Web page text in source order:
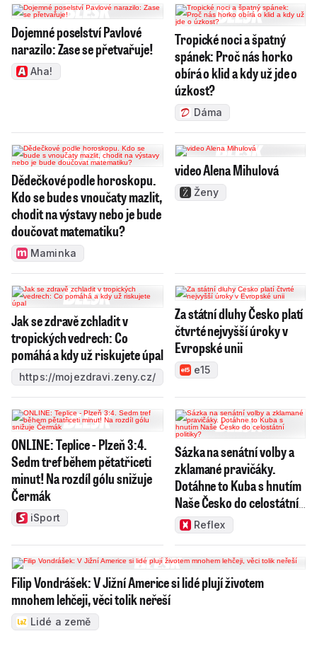
Dojemné poselství Pavlové
narazilo: Zase se přetvařuje!
Aha!
Tropické noci a špatný
spánek: Proč nás horko
obírá o klid a kdy už jde o
úzkost?
Dáma
Dědečkové podle horoskopu.
Kdo se bude s vnoučaty mazlit,
chodit na výstavy nebo je bude
doučovat matematiku?
Maminka
video Alena Mihulová
Ženy
Jak se zdravě zchladit v
tropických vedrech: Co
pomáhá a kdy už riskujete úpal
https://mojezdravi.zeny.cz/
Za státní dluhy Česko platí
čtvrté nejvyšší úroky v
Evropské unii
e15
ONLINE: Teplice - Plzeň 3:4.
Sedm tref během pětatřiceti
minut! Na rozdíl gólu snižuje
Čermák
iSport
Sázka na senátní volby a
zklamané pravičáky.
Dotáhne to Kuba s hnutím
Naše Česko do celostátní
politiky?
Reflex
Filip Vondrášek: V Jižní Americe si lidé plují životem
mnohem lehčeji, věci tolik neřeší
Lidé a země